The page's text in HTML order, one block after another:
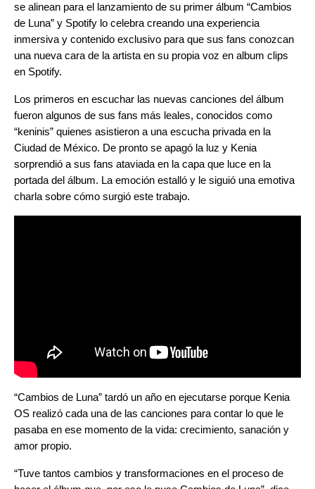
se alinean para el lanzamiento de su primer álbum “Cambios
de Luna” y Spotify lo celebra creando una experiencia
inmersiva y contenido exclusivo para que sus fans conozcan
una nueva cara de la artista en su propia voz en album clips
en Spotify.
Los primeros en escuchar las nuevas canciones del álbum
fueron algunos de sus fans más leales, conocidos como
“keninis” quienes asistieron a una escucha privada en la
Ciudad de México. De pronto se apagó la luz y Kenia
sorprendió a sus fans ataviada en la capa que luce en la
portada del álbum. La emoción estalló y le siguió una emotiva
charla sobre cómo surgió este trabajo.
“Cambios de Luna” tardó un año en ejecutarse porque Kenia
OS realizó cada una de las canciones para contar lo que le
pasaba en ese momento de la vida: crecimiento, sanación y
amor propio.
“Tuve tantos cambios y transformaciones en el proceso de